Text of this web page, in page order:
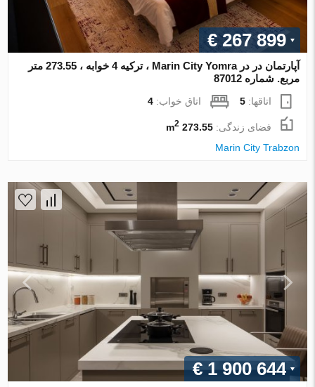
€ 267 899
آپارتمان در در Marin City Yomra ، ترکیه 4 خوابه ، 273.55 متر
مربع. شماره 87012
اتاقها:5 اتاق خواب:4
فضای زندگی:273.55 m
2
Marin City Trabzon
€ 1 900 644